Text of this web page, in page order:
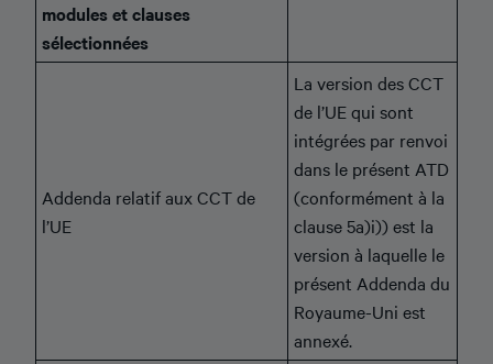
modules et clauses
sélectionnées
Addenda relatif aux CCT de
l’UE
La version des CCT
de l’UE qui sont
intégrées par renvoi
dans le présent ATD
(conformément à la
clause 5a)i)) est la
version à laquelle le
présent Addenda du
Royaume-Uni est
annexé.